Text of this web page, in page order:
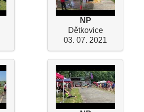
NP
Dětkovice
03. 07. 2021